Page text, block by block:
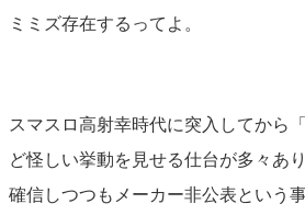
ミミズ存在するってよ。
スマスロ高射幸時代に突入してから
ど怪しい挙動を見せる仕台が多々あ
確信しつつもメーカー非公表という